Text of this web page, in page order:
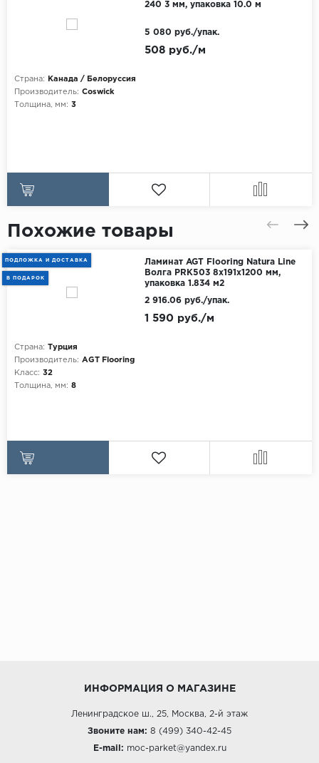
240 3 мм, упаковка 10.0 м
Страна:
Канада / Белоруссия
Производитель: Coswick
Толщина, мм: 3
508 руб./м
5 080 руб./упак.
Похожие товары
ПОДЛОЖКА И ДОСТАВКА
В ПОДАРОК
Ламинат AGT Flooring Natura Line
Волга PRK503 8x191x1200 мм,
упаковка 1.834 м2
Страна: Турция
Производитель: AGT Flooring
Класс: 32
Толщина, мм: 8
1 590 руб./м
2 916.06 руб./упак.
ИНФОРМАЦИЯ О МАГАЗИНЕ
Ленинградское ш., 25, Москва, 2-й этаж
Звоните нам: 8 (499) 340-42-45
E-mail: moc-parket@yandex.ru